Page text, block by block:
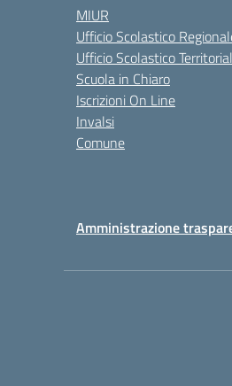
MIUR
Ufficio Scolastico
Ufficio Scolastico
Scuola in Chiaro
Iscrizioni On Line
Invalsi
Comune
Amministrazione